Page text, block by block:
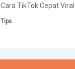
Cara TikTok Cepat Viral
Tips